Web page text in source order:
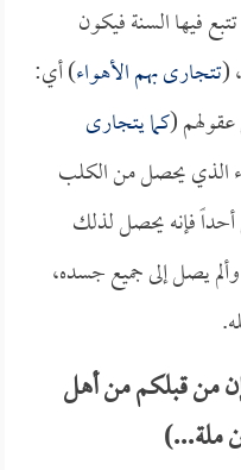
فيها السنة فيكون
(تتجارى بهم الأهواء) أي:
(كما يتجارى
الذي يحصل من الكلب
فإنه يحصل لذلك
يصل إلى جميع جسده،
من قبلكم من أهل
ملة...)